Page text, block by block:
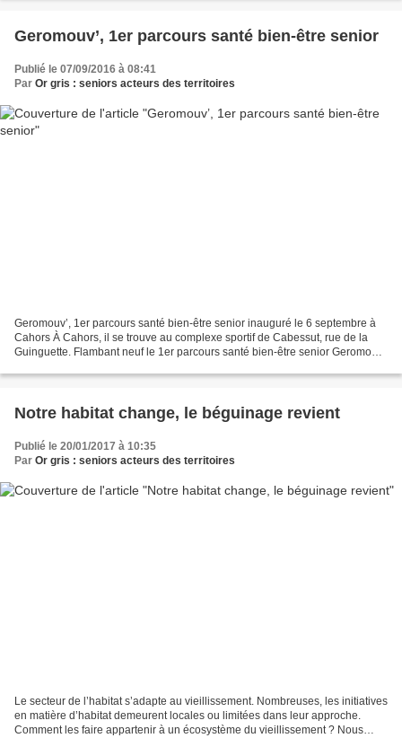
Geromouv’, 1er parcours santé bien-être senior
Publié le 07/09/2016 à 08:41
Par Or gris : seniors acteurs des territoires
Geromouv’, 1er parcours santé bien-être senior inauguré le 6 septembre à
Cahors À Cahors, il se trouve au complexe sportif de Cabessut, rue de la
Guinguette. Flambant neuf le 1er parcours santé bien-être senior Geromouv’
Notre habitat change, le béguinage revient
Publié le 20/01/2017 à 10:35
Par Or gris : seniors acteurs des territoires
Le secteur de l’habitat s’adapte au vieillissement. Nombreuses, les initiatives
en matière d’habitat demeurent locales ou limitées dans leur approche.
Comment les faire appartenir à un écosystème du vieillissement ? Nous